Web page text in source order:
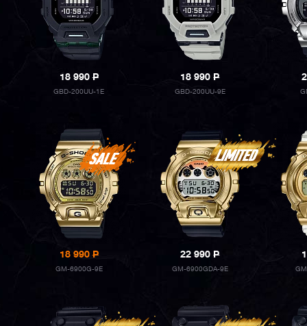
18 990P
GBD-200UU-1E
18 990P
GBD-200UU-9E
18 990P
GM-6900G-9E
22 990P
GM-6900GDA-9E